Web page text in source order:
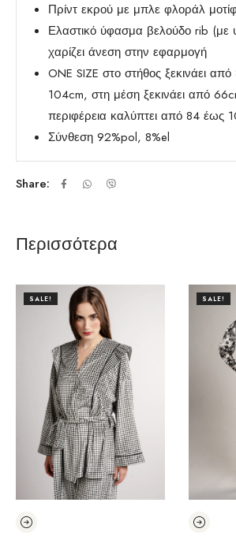
Πρίντ εκρού με μπλε φλοράλ μοτίφ
Ελαστικό ύφασμα βελούδο rib (με
χαρίζει άνεση στην εφαρμογή
ONE SIZE στο στήθος ξεκινάει
104cm, στη μέση ξεκινάει από
περιφέρεια καλύπτει από 84 έως
Σύνθεση 92%pol, 8%el
Share:
Περισσότερα
SALE! SALE!